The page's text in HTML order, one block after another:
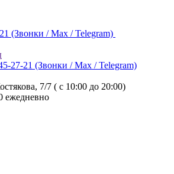
(Звонки / Max / Telegram)
27-21 (Звонки / Max / Telegram)
7/7 ( с 10:00 до 20:00)
ежедневно